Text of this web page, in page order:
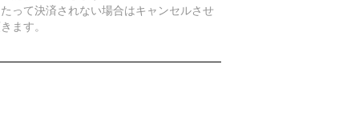
たって決済されない場合はキャンセルさせ
ます。